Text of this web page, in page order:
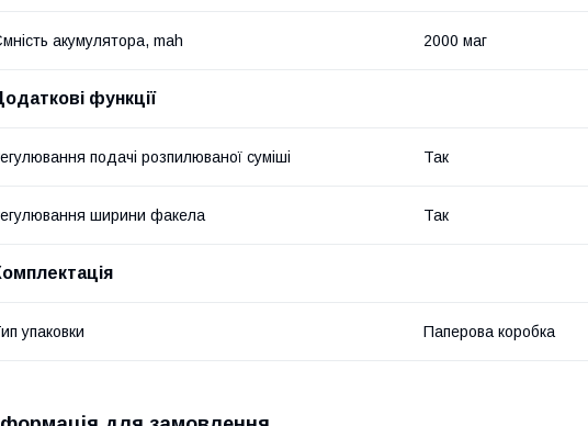
акумулятора, mah 2000 маг
функції
подачі розпилюваної суміші Так
ширини факела Так
упаковки Паперова коробка